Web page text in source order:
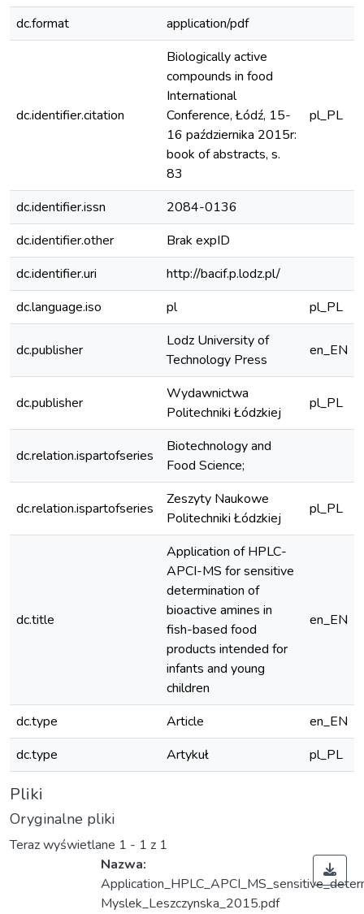
dc.format application/pdf
dc.identifier.citation
Biologically active
compounds in food
International
Conference, Łódź, 15-
16 października 2015r:
book of abstracts, s.
83
pl_PL
dc.identifier.issn
2084-0136
dc.identifier.other
Brak expID
dc.identifier.uri
http://bacif.p.lodz.pl/
dc.language.iso
pl pl_PL
dc.publisher
Lodz University of
Technology Press
en_EN
dc.publisher
Wydawnictwa
Politechniki Łódzkiej
pl_PL
dc.relation.ispartofseries
Biotechnology and
Food Science;
dc.relation.ispartofseries
Zeszyty Naukowe
Politechniki Łódzkiej
pl_PL
dc.title
Application of HPLC-
APCI-MS for sensitive
determination of
bioactive amines in
fish-based food
products intended for
infants and young
children
en_EN
dc.type Article
en_EN
dc.type
Artykuł pl_PL
Pliki
Oryginalne pliki
Teraz wyświetlane 1 - 1 z 1
Nazwa:
Myslek_Leszczynska_2015.pdf